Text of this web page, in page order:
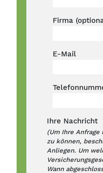
Firma
E-Mail
Ihre Nachricht
(Um Ihre
zu können,
Anliegen. Um
Wann